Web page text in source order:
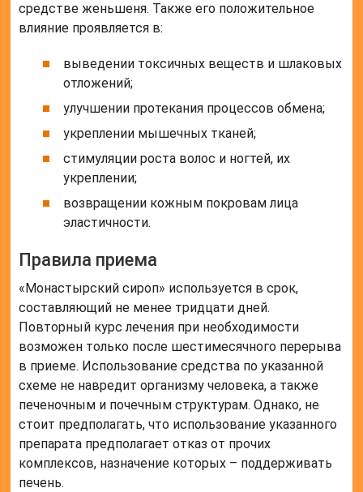
средстве женьшеня. Также его положительное
влияние проявляется в:
выведении токсичных веществ и шлаковых
отложений;
улучшении протекания процессов обмена;
укреплении мышечных тканей;
стимуляции роста волос и ногтей, их
укреплении;
возвращении кожным покровам лица
эластичности.
Правила приема
«Монастырский сироп» используется в срок,
составляющий не менее тридцати дней.
Повторный курс лечения при необходимости
возможен только после шестимесячного перерыва
в приеме. Использование средства по указанной
схеме не навредит организму человека, а также
печеночным и почечным структурам. Однако, не
стоит предполагать, что использование указанного
препарата предполагает отказ от прочих
комплексов, назначение которых – поддерживать
печень.